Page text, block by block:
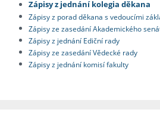
Zápisy z jednání kolegia děkana
Zápisy z porad děkana s vedoucími
Zápisy ze zasedání Akademického
Zápisy z jednání Ediční rady
Zápisy ze zasedání Vědecké rady
Zápisy z jednání komisí fakulty